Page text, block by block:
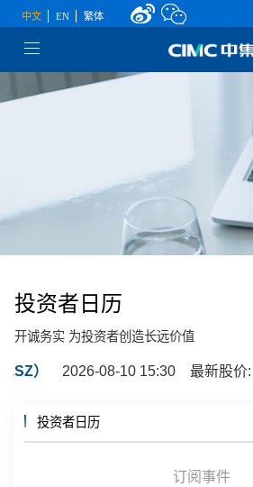
EN 繁体
中文
投资者日历
开诚务实 为投资者创造长远价值
投资者日历